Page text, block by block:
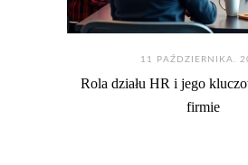
11 PAŹDZIERNIKA.
Rola działu HR i jego
firmie